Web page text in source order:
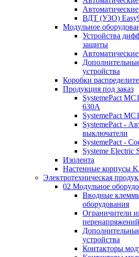
ВДТ (УЗО)
Модульное
Устройства
защиты
устройства
Коробки
Продукция под заказ
SystemePact
630A
SystemePact
SystemePact -
выключатели
SystemePact -
Systeme Electric
Изолента
Настенные корпусы
Электротехническая
02 Модульное
Вводные
оборудования
Ограничители
перенапряжений
устройства
Контакторы